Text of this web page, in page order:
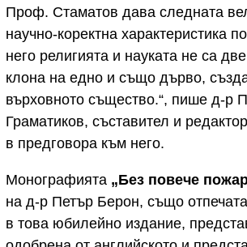
Проф. Стаматов дава следната
научно-коректна характеристика
него религията и науката не са
клона на едно и също дърво,
върховното същество.“, пише д-р
Граматиков, съставител и
в предговора към него.
Монографията „Без повече
на д-р Петър Берон, също
в това юбилейно издание,